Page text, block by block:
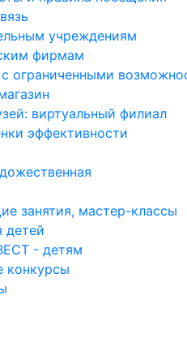
учреждениям
фирмам
ограниченными
виртуальный филиал
эффективности
занятия, мастер-классы
детей
- детям
конкурсы